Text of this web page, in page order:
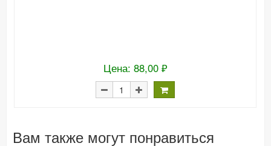
Цена: 88,00 ₽
Вам также могут понравиться